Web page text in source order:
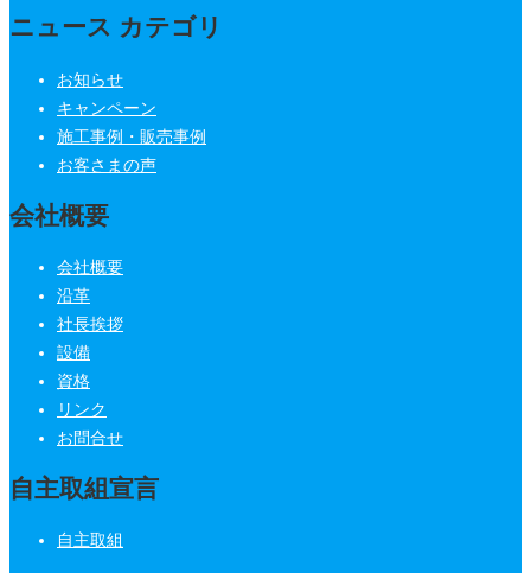
ニュース カテゴリ
お知らせ
キャンペーン
施工事例・販売事例
お客さまの声
会社概要
会社概要
沿革
社長挨拶
設備
資格
リンク
お問合せ
自主取組宣言
自主取組